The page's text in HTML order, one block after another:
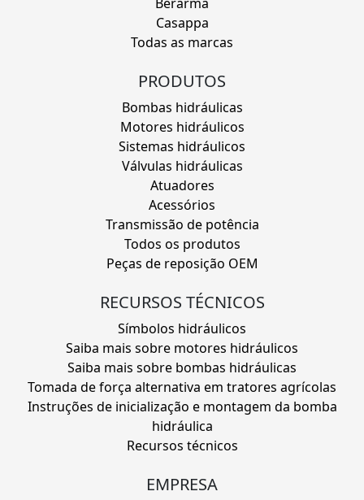
Casappa
Todas as marcas
PRODUTOS
Bombas hidráulicas
Motores hidráulicos
Sistemas hidráulicos
Válvulas hidráulicas
Atuadores
Acessórios
Transmissão de potência
Todos os produtos
Peças de reposição OEM
RECURSOS TÉCNICOS
Símbolos hidráulicos
Saiba mais sobre motores hidráulicos
Saiba mais sobre bombas hidráulicas
Tomada de força alternativa em tratores agrícolas
Instruções de inicialização e montagem da bomba
hidráulica
Recursos técnicos
EMPRESA